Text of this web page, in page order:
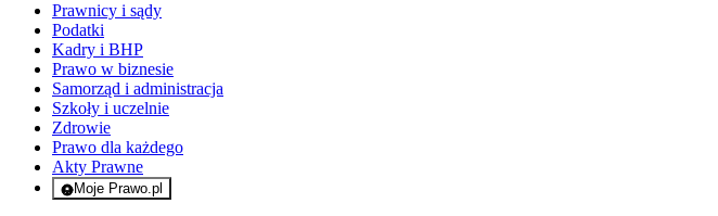
Prawnicy i sądy
Podatki
Kadry i BHP
Prawo w biznesie
Samorząd i administracja
Szkoły i uczelnie
Zdrowie
Prawo dla każdego
Akty Prawne
Moje Prawo.pl
- rejestracja i logowanie do serwisu